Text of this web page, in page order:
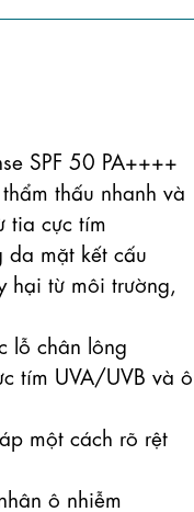
SPF 50 PA++++
thấu nhanh và
tia cực tím
da mặt kết cấu
hại từ môi trường,
lỗ chân lông
tím UVA/UVB và ô
một cách rõ rệt
ô nhiễm